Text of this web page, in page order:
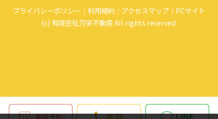
プライバシーポリシー 利用規約 アクセスマップ
PCサイト
(c) 有限会社万栄不動産 All rights reserved.